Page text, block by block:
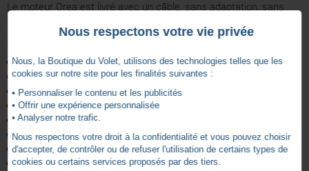
Le moteur Orea est livré avec un câble, sans adaptation, sans
Caractéristiques techniques :
Longueur: 734mm
Fréquence radio : 433.42 MHz
Nombre de canaux: 12
Alimentation: AC - RGE 1 - 230V/50HZ
Certifications: CE, EAC, NF, RCM, VDE
Portée radio intérieure : 20m
Vitesse nominale: 12rpm
Classe d'isolation: I
Nous respectons votre vie privée
Nous, la Boutique du Volet, utilisons des technologies telles que les
cookies sur notre site pour les finalités suivantes :
• Personnaliser le contenu et les publicités
• Offrir une expérience personnalisée
• Analyser notre trafic.
Nous respectons votre droit à la confidentialité et vous pouvez choisir
d'accepter, de contrôler ou de refuser l'utilisation de certains types de
cookies ou certains services proposés par des tiers.